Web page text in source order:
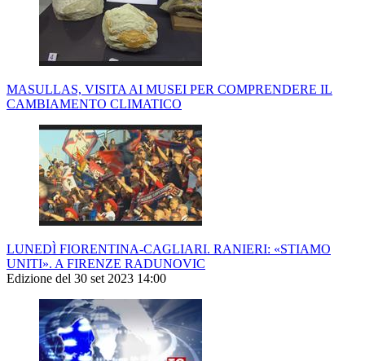
MASULLAS, VISITA AI MUSEI PER COMPRENDERE IL
CAMBIAMENTO CLIMATICO
LUNEDÌ FIORENTINA-CAGLIARI. RANIERI: «STIAMO
UNITI». A FIRENZE RADUNOVIC
Edizione del 30 set 2023 14:00